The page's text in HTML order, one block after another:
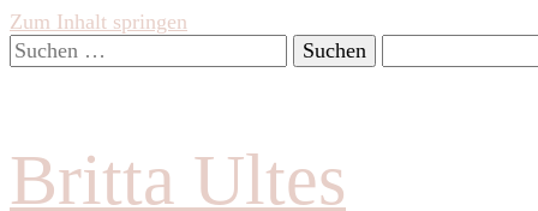
Zum Inhalt springen
Suchen
nach:
Britta Ultes